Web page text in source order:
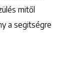
mitől
a segitségre